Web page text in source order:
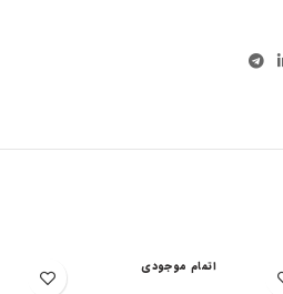
اتمام موجودی